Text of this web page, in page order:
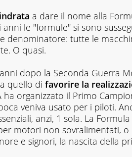
a dare il nome alla
le "formule" si sono
denominatore: tutte le
O quasi.
dopo la Seconda Guerra
quello di favorire la
ha organizzato il Primo
veniva usato per i piloti.
anzi, 1 sola. La
motori non sovralimentati, o
e signori, la nascita della